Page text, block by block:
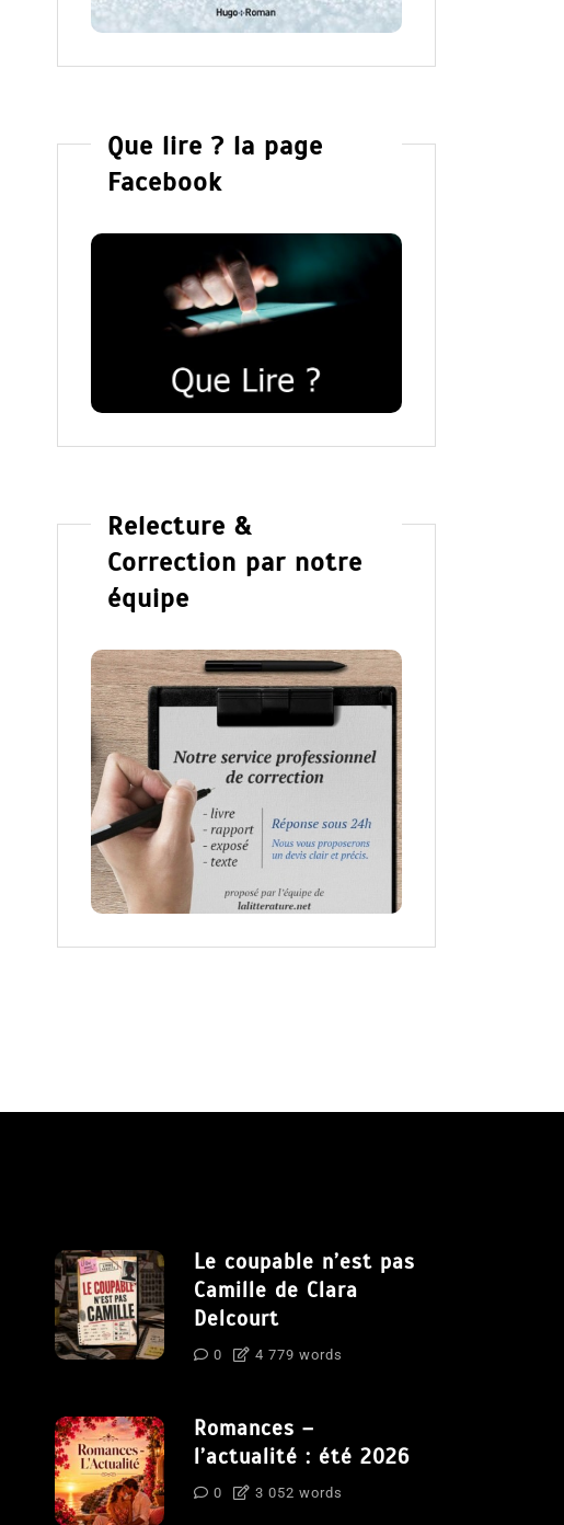
Que lire ? la page
Facebook
Relecture &
Correction par notre
équipe
Le coupable n’est pas
Camille de Clara
Delcourt
0 4 779 words
Romances –
l’actualité : été 2026
0 3 052 words